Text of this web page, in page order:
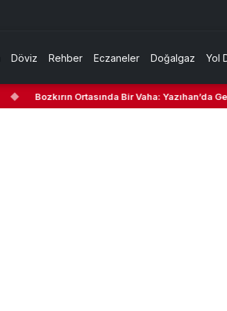
Döviz Rehber Eczaneler Doğalgaz Yol
◆ Bozkırın Ortasında Bir Vaha: Yazıhan’da